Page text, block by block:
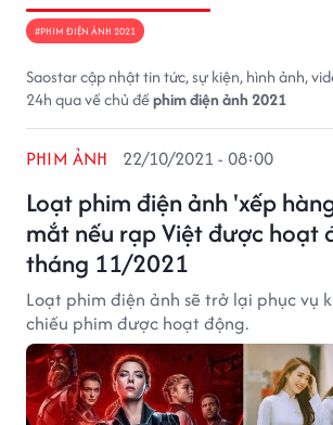
#PHIM ĐIỆN ẢNH 2021
Saostar cập nhật tin tức, sự kiện, hình ảnh,
24h qua về chủ đềphim điện ảnh 2021
Loạt phim điện ảnh 'xếp
mắt nếu rạp Việt được hoạt
tháng 11/2021
PHIM ẢNH 22/10/2021 - 08:00
Loạt phim điện ảnh sẽ trở lại phục vụ
chiếu phim được hoạt động.